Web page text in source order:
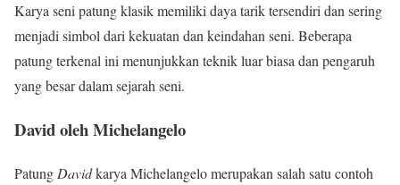
Karya seni patung klasik memiliki daya tarik tersendiri dan sering
menjadi simbol dari kekuatan dan keindahan seni. Beberapa
patung terkenal ini menunjukkan teknik luar biasa dan pengaruh
yang besar dalam sejarah seni.
David oleh Michelangelo
Patung Davidkarya Michelangelo merupakan salah satu contoh